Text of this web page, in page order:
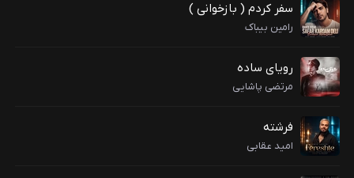
سفر کردم ( بازخوانی )
رامین بیباک
رویای ساده
مرتضی پاشایی
فرشته
امید عقابی